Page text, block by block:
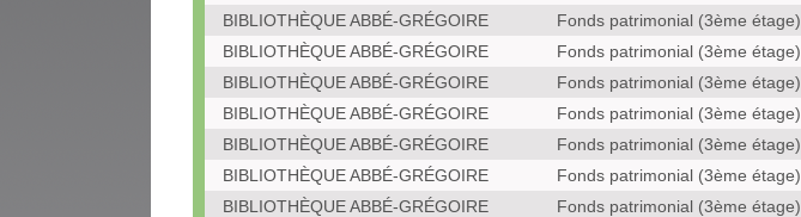
BIBLIOTHÈQUE ABBÉ-GRÉGOIRE
Fonds patrimonial (3ème étage)
BIBLIOTHÈQUE ABBÉ-GRÉGOIRE
Fonds patrimonial (3ème étage)
BIBLIOTHÈQUE ABBÉ-GRÉGOIRE
Fonds patrimonial (3ème étage)
BIBLIOTHÈQUE ABBÉ-GRÉGOIRE
Fonds patrimonial (3ème étage)
BIBLIOTHÈQUE ABBÉ-GRÉGOIRE
Fonds patrimonial (3ème étage)
BIBLIOTHÈQUE ABBÉ-GRÉGOIRE
Fonds patrimonial (3ème étage)
BIBLIOTHÈQUE ABBÉ-GRÉGOIRE
Fonds patrimonial (3ème étage)